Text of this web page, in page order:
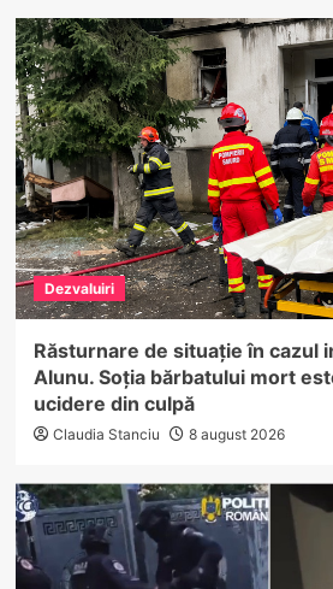
Dezvaluiri
Răsturnare de situație în cazul
Alunu. Soția bărbatului mort
ucidere din culpă
Claudia Stanciu 8 august 2026